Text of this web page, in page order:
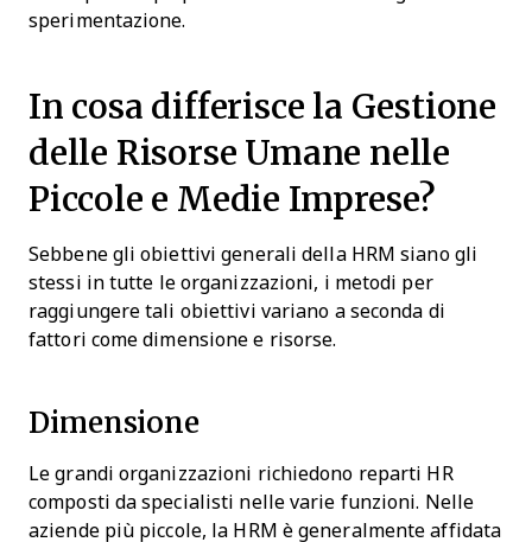
sperimentazione.
In cosa differisce la Gestione
delle Risorse Umane nelle
Piccole e Medie Imprese?
Sebbene gli obiettivi generali della HRM siano gli
stessi in tutte le organizzazioni, i metodi per
raggiungere tali obiettivi variano a seconda di
fattori come dimensione e risorse.
Dimensione
Le grandi organizzazioni richiedono reparti HR
composti da specialisti nelle varie funzioni. Nelle
aziende più piccole, la HRM è generalmente affidata